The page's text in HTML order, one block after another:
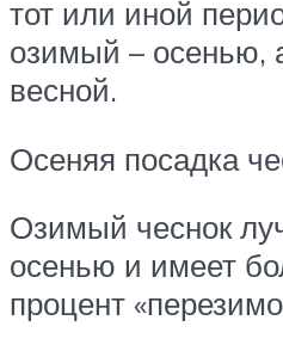
тот или иной
озимый – осенью,
весной.
Осеняя посадка
Озимый чеснок
осенью и имеет
процент